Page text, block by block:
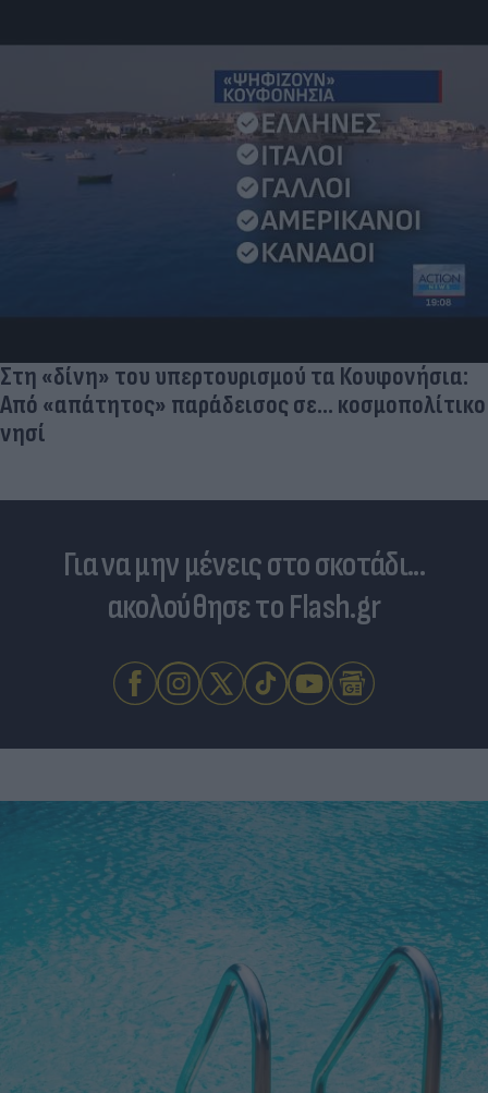
Στη «δίνη» του υπερτουρισμού τα Κουφονήσια:
Από «απάτητος» παράδεισος σε... κοσμοπολίτικο
νησί
Για να μην μένεις στο σκοτάδι...
ακολούθησε το Flash.gr